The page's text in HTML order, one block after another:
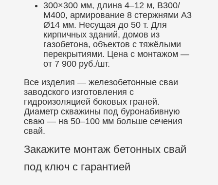
300×300 мм, длина 4–12 м, В300/
М400, армирование 8 стержнями А3
Ø14 мм. Несущая до 50 т. Для
кирпичных зданий, домов из
газобетона, объектов с тяжёлыми
перекрытиями. Цена с монтажом —
от 7 900 руб./шт.
Все изделия — железобетонные сваи
заводского изготовления с
гидроизоляцией боковых граней.
Диаметр скважины под буронабивную
сваю — на 50–100 мм больше сечения
свай.
Закажите монтаж бетонных свай
под ключ с гарантией